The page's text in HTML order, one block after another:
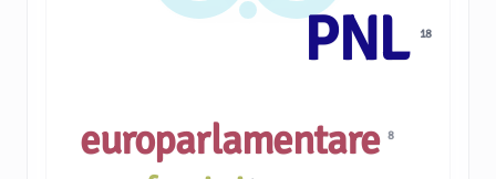
PNL 18
europarlamentare8